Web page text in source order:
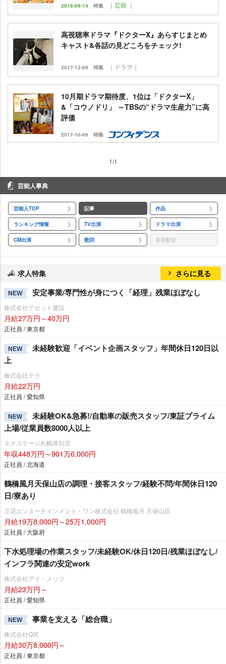
2018-09-14 特集 ｜芸能 ｜
高視聴率ドラマ『ドクターX』あらすじまとめ
キャスト&各話の見どころをチェック!
2017-12-08 特集 ｜ドラマ｜
10月期ドラマ期待度、1位は「ドクターX」
&「コウノドリ」 ～TBSの“ドラマ生産力”に高
評価
2017-10-06 特集
1/1
芸能人事典
芸能人TOP 記事 作品
ランキング情報 TV出演 ドラマ出演
CM出演 歌詞 音楽配信
求人特集 さらに見る
NEW 安定事業/専門性が身につく「経理」残業ほぼなし
株式会社アセット建設
月給27万円～40万円
正社員 / 東京都
NEW
未経験歓迎「イベント企画スタッフ」年間休日120日以
上
株式会社テラ
月給22万円
正社員 / 愛知県
NEW
未経験OK&急募!/自動車の販売スタッフ/東証プライム
上場/従業員数8000人以上
ネクステージ札幌厚別店
年収448万円～901万6,000円
正社員 / 北海道
鶴橋風月天保山店の調理・接客スタッフ/経験不問/年間休日120
日/寮あり
立花エンターテインメント・ワン株式会社 鶴橋風月 天保山店
月給19万8,000円～25万1,000円
正社員 / 大阪府
下水処理場の作業スタッフ/未経験OK/休日120日/残業ほぼなし/
インフラ関連の安定work
株式会社アイ・メッツ
月給23万円～
正社員 / 愛知県
NEW 事業を支える「総合職」
株式会社QIX
月給30万8,000円～
正社員 / 東京都